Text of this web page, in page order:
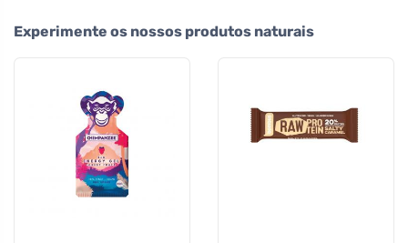
Experimente os nossos produtos naturais